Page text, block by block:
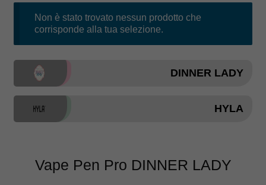
Non è stato trovato nessun prodotto che
corrisponde alla tua selezione.
DINNER LADY
HYLA
Vape Pen Pro DINNER LADY